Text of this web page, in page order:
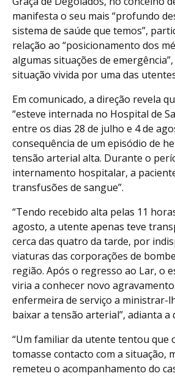
manifesta o seu mais “profundo
sistema de saúde que temos”,
relação ao “posicionamento dos
algumas situações de
situação vivida por uma das
Em comunicado, a direção revela
“esteve internada no Hospital de
entre os dias 28 de julho e 4 de
consequência de um episódio de
tensão arterial alta. Durante o
internamento hospitalar, a
transfusões de sangue”.
“Tendo recebido alta pelas 11
agosto, a utente apenas teve
cerca das quatro da tarde, por
viaturas das corporações de
região. Após o regresso ao Lar, o
viria a conhecer novo
enfermeira de serviço a ministrar-
baixar a tensão arterial”, adianta a
“Um familiar da utente tentou que
tomasse contacto com a situação,
remeteu o acompanhamento do